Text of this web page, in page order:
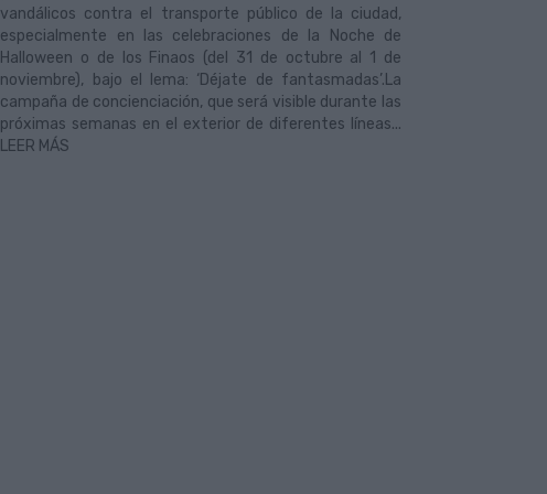
vandálicos contra el transporte público de la ciudad,
especialmente en las celebraciones de la Noche de
Halloween o de los Finaos (del 31 de octubre al 1 de
noviembre), bajo el lema: ‘Déjate de fantasmadas’.La
campaña de concienciación, que será visible durante las
próximas semanas en el exterior de diferentes líneas...
LEER MÁS